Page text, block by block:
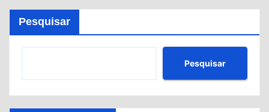
Pesquisar
Pesquisar